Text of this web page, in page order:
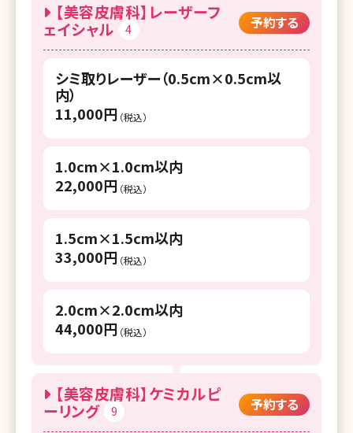
湘南美容クリニック 新浦安院
湘南美容クリニック 津田沼院
湘南美容クリニック 流山おおたかの森院
湘南美容クリニック 横浜院
湘南美容クリニック イオン横浜西口院
湘南美容クリニック 横浜青葉台院
湘南美容クリニック 川崎院
湘南美容クリニック 新百合ヶ丘院
湘南美容クリニック 藤沢院
湘南美容クリニック 横須賀中央院
【美容皮膚科】レーザーフ
ェイシャル
4 予約する
シミ取りレーザー（0.5cm×0.5cm以
内）
11,000円 （税込）
1.0cm×1.0cm以内
22,000円 （税込）
1.5cm×1.5cm以内
33,000円 （税込）
2.0cm×2.0cm以内
44,000円 （税込）
【美容皮膚科】ケミカルピ
ーリング
9 予約する